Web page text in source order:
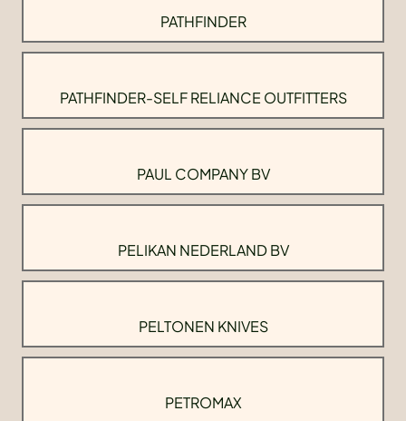
PATHFINDER
PATHFINDER-SELF RELIANCE OUTFITTERS
PAUL COMPANY BV
PELIKAN NEDERLAND BV
PELTONEN KNIVES
PETROMAX